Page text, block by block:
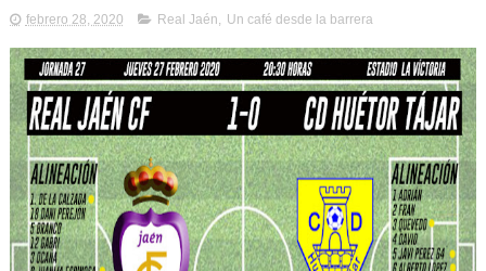
febrero 28, 2020 Real Jaén, Un café desde la barrera